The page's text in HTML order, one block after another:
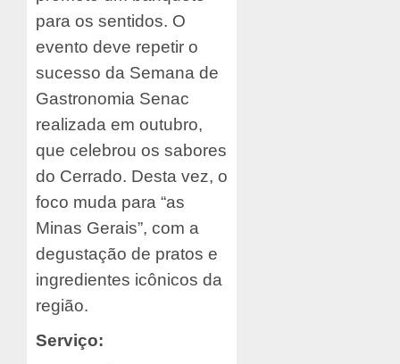
para os sentidos. O
evento deve repetir o
sucesso da Semana de
Gastronomia Senac
realizada em outubro,
que celebrou os sabores
do Cerrado. Desta vez, o
foco muda para “as
Minas Gerais”, com a
degustação de pratos e
ingredientes icônicos da
região.
Serviço: